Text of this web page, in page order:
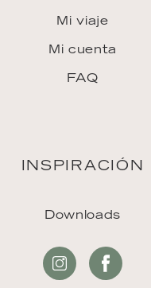
Mi viaje
Mi cuenta
FAQ
INSPIRACIÓN
Downloads